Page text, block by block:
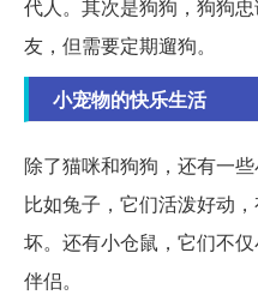
代人。其次是狗狗，狗狗
友，但需要定期遛狗。
小宠物的快乐生活
除了猫咪和狗狗，还有一些
比如兔子，它们活泼好动
坏。还有小仓鼠，它们不
伴侣。